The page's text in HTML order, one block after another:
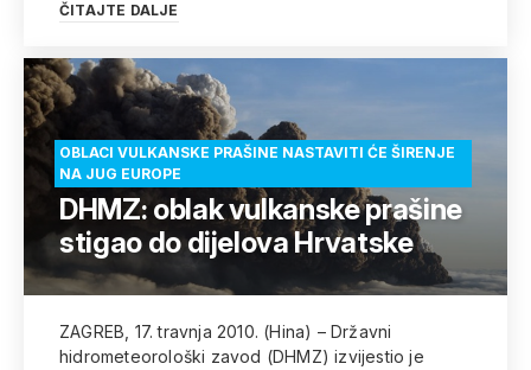
ČITAJTE DALJE
OBLACI VULKANSKE PRAŠINE NASTAVITI ĆE ŠIRENJE
NA JUG EUROPE
DHMZ: oblak vulkanske prašine
stigao do dijelova Hrvatske
ZAGREB, 17. travnja 2010. (Hina) – Državni
hidrometeorološki zavod (DHMZ) izvijestio je